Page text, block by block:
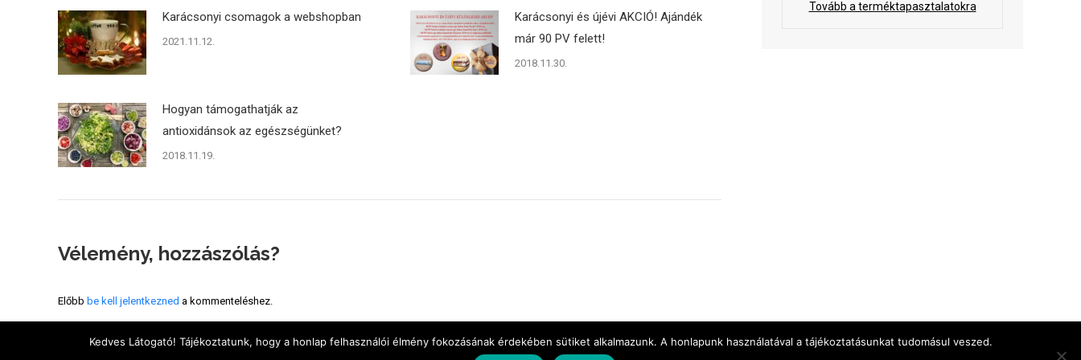
Karácsonyi csomagok a webshopban
2021.11.12.
Karácsonyi és újévi AKCIÓ! Ajándék
már 90 PV felett!
2018.11.30.
Hogyan támogathatják az
antioxidánsok az egészségünket?
2018.11.19.
Vélemény, hozzászólás?
Előbb be kell jelentkezned a kommenteléshez.
Tovább a terméktapasztalatokra
Kedves Látogató! Tájékoztatunk, hogy a honlap felhasználói élmény fokozásának érdekében sütiket alkalmazunk. A honlapunk használatával a tájékoztatásunkat tudomásul veszed.